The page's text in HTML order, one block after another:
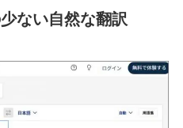
ない自然な翻訳